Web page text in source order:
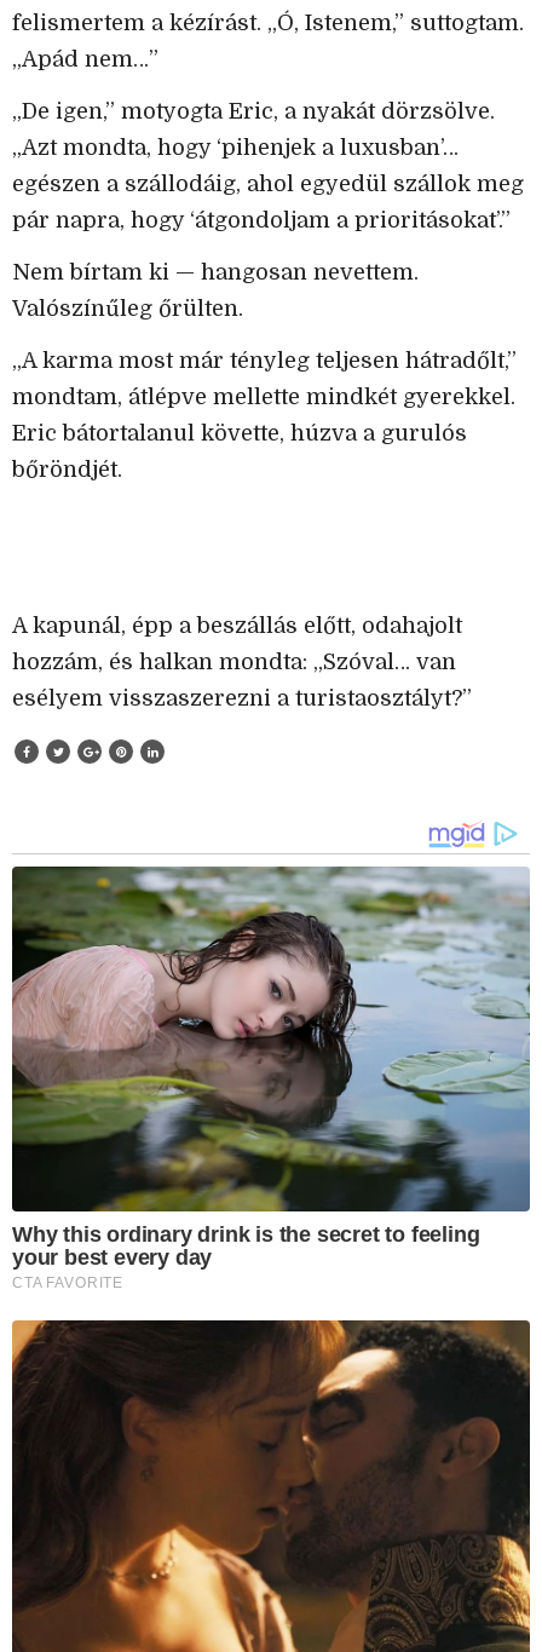
felismertem a kézírást. „Ó, Istenem,” suttogtam.
„Apád nem…”
„De igen,” motyogta Eric, a nyakát dörzsölve.
„Azt mondta, hogy ‘pihenjek a luxusban’…
egészen a szállodáig, ahol egyedül szállok meg
pár napra, hogy ‘átgondoljam a prioritásokat’.”
Nem bírtam ki — hangosan nevettem.
Valószínűleg őrülten.
„A karma most már tényleg teljesen hátradőlt,”
mondtam, átlépve mellette mindkét gyerekkel.
Eric bátortalanul követte, húzva a gurulós
bőröndjét.
A kapunál, épp a beszállás előtt, odahajolt
hozzám, és halkan mondta: „Szóval… van
esélyem visszaszerezni a turistaosztályt?”
Why this ordinary drink is the secret to feeling
your best every day
CTA FAVORITE